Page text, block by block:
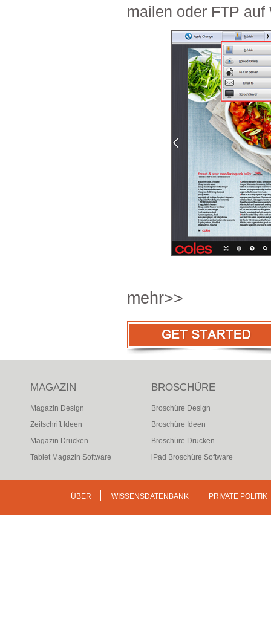
mailen oder FTP auf
mehr>>
MAGAZIN
Magazin Design
Zeitschrift Ideen
Magazin Drucken
Tablet Magazin Software
BROSCHÜRE
Broschüre Design
Broschüre Ideen
Broschüre Drucken
iPad Broschüre Software
ÜBER WISSENSDATENBANK PRIVATE POLITIK